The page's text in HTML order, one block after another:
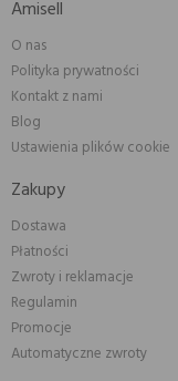
Amisell
O nas
Polityka prywatności
Kontakt z nami
Blog
Ustawienia plików cookie
Zakupy
Dostawa
Płatności
Zwroty i reklamacje
Regulamin
Promocje
Automatyczne zwroty